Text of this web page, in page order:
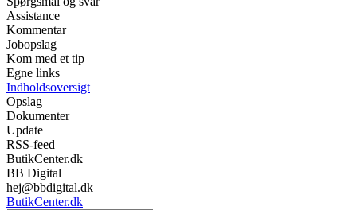
Assistance
Kommentar
Jobopslag
Kom med et tip
Egne links
Indholdsoversigt
Opslag
Dokumenter
Update
RSS-feed
ButikCenter.dk
BB Digital
hej@bbdigital.dk
ButikCenter.dk